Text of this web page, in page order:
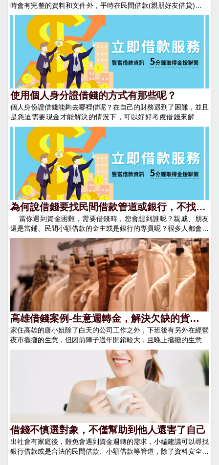
時會有完整的資料和文件外，平時在民間借款(親朋好友借貸)的時
候總是會省略掉這些步驟，導致最後無法維護自身的權益，導致明
明是您的錢卻收不回來。 一、 借據、本票、合約等書面資
料 借據、本票、借款/還款合約、擔保品證明等都是最基本在借錢
時需要準備的資料，當沒有這些基本資料遇到賴帳不還錢的人時，
你無法到法院提起強制執行，甚至無法證明他人有與你借錢的事
實，因此在發生借貸關係時千萬不要怕麻煩或傷感情而省去了此步
驟，避免造成不必要的糾紛。 二、 錄音或是拍照存證 現在
智慧型手機發達，在借錢當下簽立本票或是借據時，可在不侵害他
人合法權益下，利用錄音/錄影/拍照等方式，證明借據、本票為本
人所簽立，也可證明借錢的日期！但切記一切的證據來源必須是合
法的，以免違反法律而造成雙方的困擾。 三、 證人在場 無
論是借錢或是還錢的那一方，除了借據本票等書面證明，也可在發
生借貸關係時尋找無利害關係的見證人到場，以便日後若發生糾紛
時可以證人身分協助排除糾紛。 四、 通訊軟體紀錄 在現今
的社會，許多的借貸起頭都會發生在各類通訊軟體上，無論是
Line、Facebook Messenger或是WeChat等軟體，務必要將雙方
與借錢有關的對話、照片、語音都保存好，這些證據在未來雙方認
知出現差異時可以產生一定的效力！ 民間借款務必要將所有
相關的資訊、證據保留好，無論在借錢或是還錢時也盡量採用匯款
的方式，因可在銀行留下帳目的紀錄，是最有力的證據。此外還款
時也要切記要回借據和本票，保護自身的權益。 借錢並不是
一件見不得人的事，人人都會遇到不如意的時刻，只要有正確的觀
念和心態，在借錢時做好保護自己的動作，在遇到權益收到侵害時
才可以使用法律的力量來維護自己應有的權益。
使用個人身分證借錢的方式有那些呢？
個人身份證借錢能夠去哪裡借呢？在自己的財務遇到了困難，並且
是急迫需要現金才能解決的情況下，可以好好考慮借錢來解決問
題。當然並不是說要您去找親朋好友借錢，找親朋好友借錢，有時
或許並不能夠成功的借到錢，還會讓自己感到十分的不好意思，這
種情況不如運用個人身份證借錢的方式，讓我們一起看看吧。也許
很多人都沒有聽說過身份證也能夠借錢，其實身份證代表的僅僅人
們的一種身份證名資料，但使用身份證的確是能夠借錢的，下面就
來給人們詳細的分析一下，看看用身份證到底是怎麼借錢的。能夠
運用個人身份證來借錢的管道，主要有兩個：第一、民間借貸公司
民間借貸公司對於借款的人並不會有特別嚴格的審核，只要人們的
確有借款的需求，公司就會放款。一般只需要很短的時間內，人們
就能夠拿到現金，可是民間借款公司在利息方面是會比銀行高一些
得，因此如有和民間借貸公司成功借款後，在有償債能力後也要盡
快將所借的金額歸還，以避免被利息影響到了未來的生活！第二、
並且在網路平台借錢，利息會比與民間的假貸公司低許多。 此
外，個人身份證在銀行其實也是能夠直接借錢的，只不過在銀行除
了需求供給身份證明以外，還需求有良好的個人信用記錄佐證才有
辦法順利借款。
為何說借錢要找民間借款管道或銀行，不找朋
友呢？
當你遇到資金困難，需要借錢時，您會想到誰呢？親戚、朋友
還是當鋪、民間小額借款的金主或是銀行的專員呢？很多人都會天
真的認為找朋友借錢門檻較低、簡單、快速，但這只能說您還對這
個現實的社會不夠了解！借錢這件事是大有學問的，對小編來說，
和民間借錢、銀行借錢遠比找朋友借錢更為划算！ 找親戚、朋友
借錢1. 門檻高首先，你必須要有一個手頭寬裕的朋友或親戚才
有可能讓他把＂閒錢＂借給你。且在借錢時必須有一個充分的理
由，相信即使在好朋友要借錢給你也是會詢問借錢的緣由，不會無
緣無故就將錢借給你的。其次，你必須有日積月累的信用和人品，
相對於民間借錢、小額借款，只要平常信用卡、貸款有準時繳交基
本上就有可以申請貸款的資格，但和親戚朋友借錢就會被放大檢視
你平常的行為，從行為習慣、為人處事、人品性格都會被依依評
估，甚至一些雞毛蒜皮的小事都會被拿來大做文章。 2. 利息高
說道這部分，很多人可能就好奇了和親戚朋友借錢的利息是會有多
高？很多人看到的只是借款本金之外的利息費用是多少，但和朋友
借錢無形中就是欠下了一個＂人情債＂，而這個人情債並沒有一個
固定的金額，且可能是一輩子都難以還清的。日後，朋友無論遇到
的是不是資金困難，你都必須無條件幫忙。如此一來，你說這樣的
隱含利息高不高？ 3. 風險高和朋友借錢的風險並不是在於高利
息，而是在於還款時若不甚還是處與資金困難期，無法準時的將借
款金額如數奉還的話，不僅要面對朋友的臉色及日日催收，嚴重點
甚至會搞壞自己交友圈的名聲，還會被朋友告上法院。 找民間借
錢、小額借款、銀行借款1. 門檻低雖然說銀行借款的門檻相對
於民間借款、小額借款來說要來的高，但這三者相對於和親朋好友
借錢來說相對要低得多。只要平時在信用卡繳款、貸款償還上有保
高雄借錢案例-生意週轉金，解決欠缺的貨款
問題
家住高雄的唐小姐除了白天的公司工作之外，下班後有另外在經營
夜市擺攤的生意，但因前陣子過年開銷較大，且晚上擺攤的生意有
需要在叫貨，因此短時間內有了一一個借錢的需求。剛好在FB社
群看到網友推薦我們4497借錢網，便在我們的網站上尋找適合他
條件的金主，因有工作的關係很快的唐小姐就找到願意借錢給他的
金主，讓他可以順利的在周末前拿到足夠的貨款，順利叫到貨讓她
可以繼續經營副業。
借錢不慎選對象，不僅幫助到他人還害了自己
出社會有家庭後，難免會遇到資金週轉的需求，小編建議可以尋找
銀行借款或是合法的民間借款、小額借款等管道，除了資料安全保